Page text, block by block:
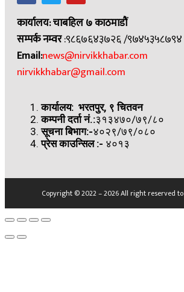
कार्यालय: चाबहिल ७ काठमाडौं
सम्पर्क नम्वर:९८६७६४३७२६ /९७४५३५८७९४
Email:news@nirvikkhabar.com
nirvikkhabar@gmail.com
कार्यालय: भरतपुर, ९ चितवन
कम्पनी दर्ता नं.:३१३४७०/७९/८०
सूचना बिभाग:-४०२९/७९/०८०
प्रेस काउन्सिल:- ४०१३
Copyright © 2022 – 2026 All right reserved to